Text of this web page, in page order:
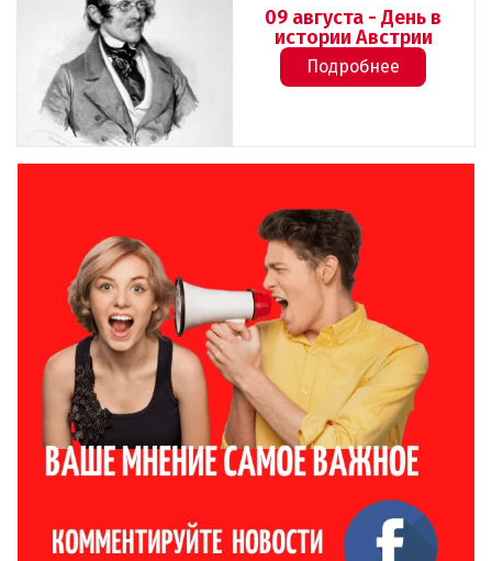
09 августа - День в
истории Австрии
Подробнее